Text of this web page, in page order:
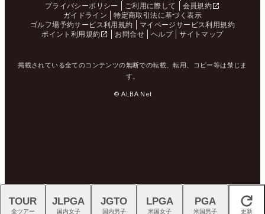
プライバシーポリシー
ご利用に際して
会員規約
ガイドライン
特定商取引法に基づく表示
ゴルフ場予約サービス利用規約
マイページサービス利用規約
ポイント利用規約
お問合せ ヘルプ サイトマップ
掲載されている全てのコンテンツの無断での転載、転用、コピー等は禁じま
す。
© ALBA Net
閉じる
TOUR
全ツアー
JLPGA
国内女子
JGTO
国内男子
LPGA
米国女子
PGA
米国男子 更新